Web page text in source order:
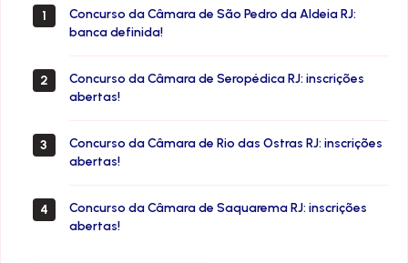
1
Concurso da Câmara de São Pedro da Aldeia RJ:
banca definida!
2
Concurso da Câmara de Seropédica RJ: inscrições
abertas!
3
Concurso da Câmara de Rio das Ostras RJ: inscrições
abertas!
4
Concurso da Câmara de Saquarema RJ: inscrições
abertas!